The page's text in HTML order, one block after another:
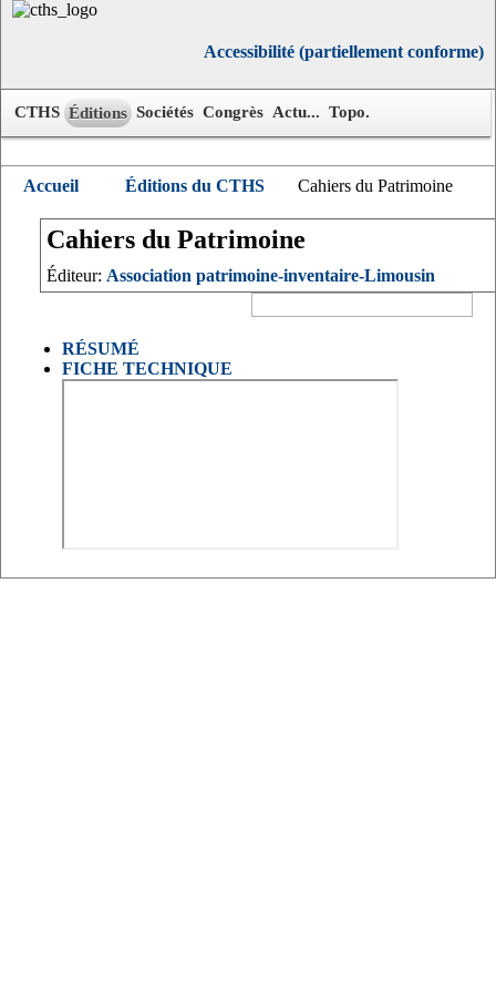
Accessibilité (partiellement conforme)
CTHS Éditions Sociétés Congrès Actu... Topo.
Accueil Éditions du CTHS Cahiers du Patrimoine
Cahiers du Patrimoine
Éditeur: Association patrimoine-inventaire-Limousin
RÉSUMÉ
FICHE TECHNIQUE